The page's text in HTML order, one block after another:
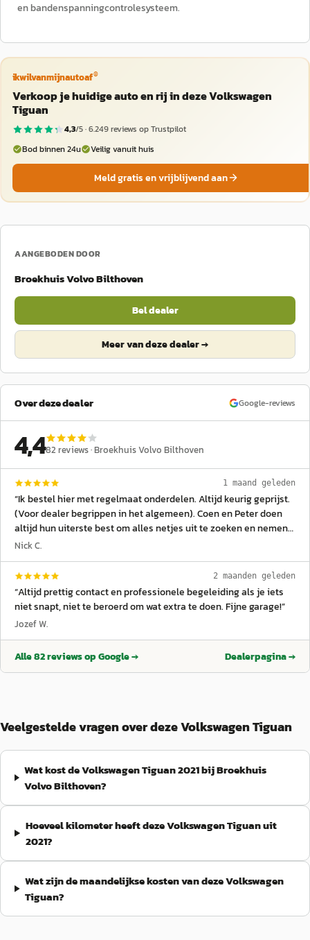
en bandenspanningcontrolesysteem.
ikwilvanmijnautoaf®
Verkoop je huidige auto en rij in deze Volkswagen
Tiguan
4,3/5 ·6.249reviews op Trustpilot
Bod binnen 24u
Veilig vanuit huis
Meld gratis en vrijblijvend aan
AANGEBODEN DOOR
Broekhuis Volvo Bilthoven
Bel dealer
Meer van deze dealer →
Over deze dealer Google-reviews
4,482 reviews ·Broekhuis Volvo Bilthoven
1 maand geleden
“Ik bestel hier met regelmaat onderdelen. Altijd keurig geprijst.
(Voor dealer begrippen in het algemeen). Coen en Peter doen
altijd hun uiterste best om alles netjes uit te zoeken en nemen
de tijd. Eigenlijk nooit gedoe. Ik ben zeer tevreden!
Nick C.
2 maanden geleden
“Altijd prettig contact en professionele begeleiding als je iets
niet snapt, niet te beroerd om wat extra te doen. Fijne garage!”
Jozef W.
Alle82reviews op Google → Dealerpagina →
Veelgestelde vragen over deze Volkswagen Tiguan
Wat kost de Volkswagen Tiguan 2021 bij Broekhuis
Volvo Bilthoven?
Hoeveel kilometer heeft deze Volkswagen Tiguan uit
2021?
Wat zijn de maandelijkse kosten van deze Volkswagen
Tiguan?